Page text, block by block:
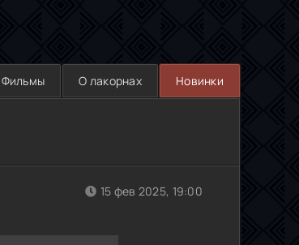
Фильмы О лакорнах Новинки
15 фев 2025, 19:00